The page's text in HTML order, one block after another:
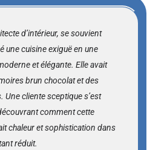
d’intérieur, se souvient
une cuisine exiguë en une
et élégante. Elle avait
brun chocolat et des
cliente sceptique s’est
comment cette
chaleur et sophistication dans
réduit.